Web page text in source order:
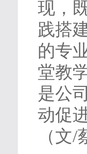
现，
践搭
的专
堂教
是公
动促
（文